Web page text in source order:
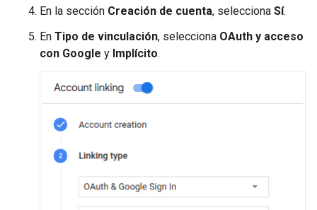
En la sección Creación de cuenta, selecciona Sí.
En Tipo de vinculación, selecciona OAuth y acceso
con Google y Implícito.